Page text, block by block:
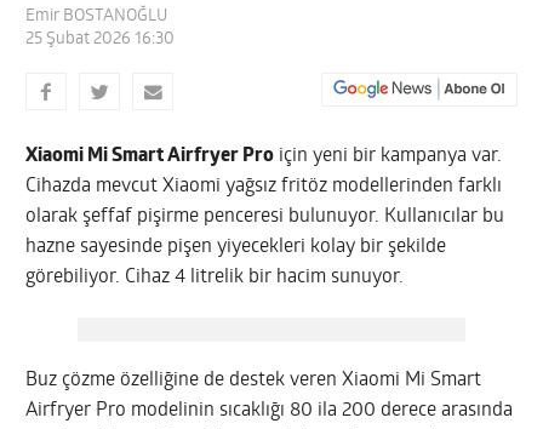
Emir BOSTANOĞLU
25 Şubat 2026 16:30
Xiaomi Mi Smart Airfryer Pro için yeni bir kampanya var.
Cihazda mevcut Xiaomi yağsız fritöz modellerinden farklı
olarak şeffaf pişirme penceresi bulunuyor. Kullanıcılar bu
hazne sayesinde pişen yiyecekleri kolay bir şekilde
görebiliyor. Cihaz 4 litrelik bir hacim sunuyor.
Buz çözme özelliğine de destek veren Xiaomi Mi Smart
Airfryer Pro modelinin sıcaklığı 80 ila 200 derece arasında